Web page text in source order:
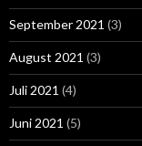
September 2021 (3)
August 2021 (3)
Juli 2021 (4)
Juni 2021 (5)